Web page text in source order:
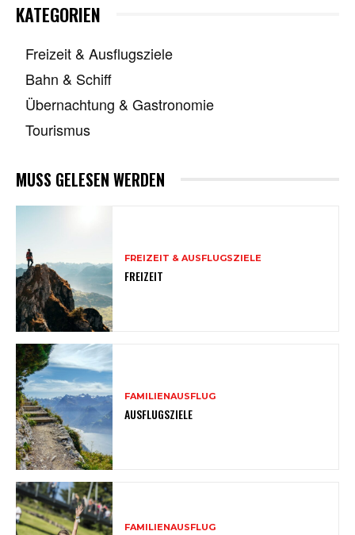
KATEGORIEN
Freizeit & Ausflugsziele
Bahn & Schiff
Übernachtung & Gastronomie
Tourismus
MUSS GELESEN WERDEN
FREIZEIT & AUSFLUGSZIELE
FREIZEIT
FAMILIENAUSFLUG
AUSFLUGSZIELE
FAMILIENAUSFLUG